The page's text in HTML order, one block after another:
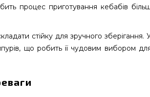
процес приготування кебабів
стійку для зручного зберігання.
що робить її чудовим вибором